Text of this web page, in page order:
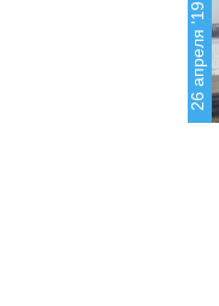
26 апреля '19